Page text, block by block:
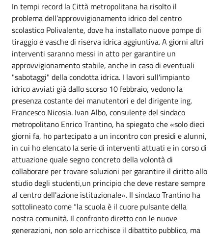
In tempi record la Città metropolitana ha risolto il
problema dell’approvvigionamento idrico del centro
scolastico Polivalente, dove ha installato nuove pompe di
tiraggio e vasche di riserva idrica aggiuntiva. A giorni altri
interventi saranno messi in atto per garantire un
approvvigionamento stabile, anche in caso di eventuali
"sabotaggi" della condotta idrica. I lavori sull'impianto
idrico avviati già dallo scorso 10 febbraio, vedono la
presenza costante dei manutentori e del dirigente ing.
Francesco Nicosia. Ivan Albo, consulente del sindaco
metropolitano Enrico Trantino, ha spiegato che «solo dieci
giorni fa, ho partecipato a un incontro con presidi e alunni,
in cui ho elencato la serie di interventi attuati e in corso di
attuazione quale segno concreto della volontà di
collaborare per trovare soluzioni per garantire il diritto allo
studio degli studenti,un principio che deve restare sempre
al centro dell'azione istituzionale». Il sindaco Trantino ha
sottolineato come “la scuola è il cuore pulsante della
nostra comunità. Il confronto diretto con le nuove
generazioni, non solo arricchisce il dibattito pubblico, ma